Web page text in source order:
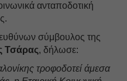
ανταποδοτική
σύμβουλος της
Τσάρας, δήλωσε:
τροφοδοτεί άμεσα